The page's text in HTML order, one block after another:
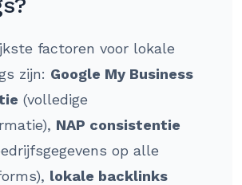
factoren voor lokale
zijn: Google My Business
(volledige
NAP consistentie
op alle
lokale backlinks